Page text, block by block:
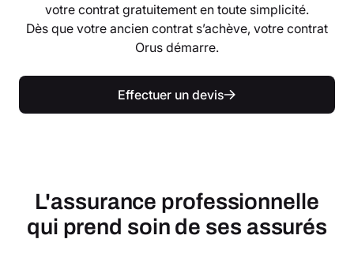
votre contrat gratuitement en toute simplicité.
Dès que votre ancien contrat s’achève, votre contrat
Orus démarre.
Effectuer un devis
L'assurance professionnelle
qui prend soin de ses assurés